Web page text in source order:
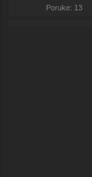
Poruke: 13